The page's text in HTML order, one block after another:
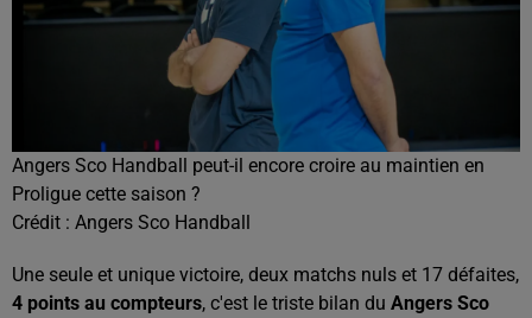
Angers Sco Handball peut-il encore croire au maintien en
Proligue cette saison ?
Crédit : Angers Sco Handball
Une seule et unique victoire, deux matchs nuls et 17 défaites,
4 points au compteurs, c'est le triste bilan du Angers Sco